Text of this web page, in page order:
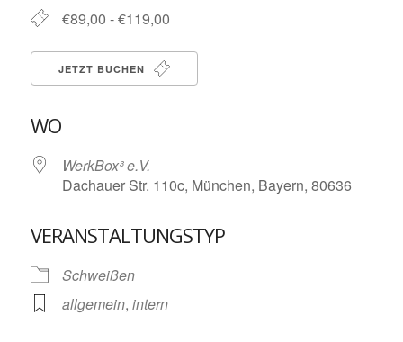
€89,00 - €119,00
JETZT BUCHEN
WO
WerkBox³ e.V.
Dachauer Str. 110c, München, Bayern, 80636
VERANSTALTUNGSTYP
Schweißen
allgemein, intern